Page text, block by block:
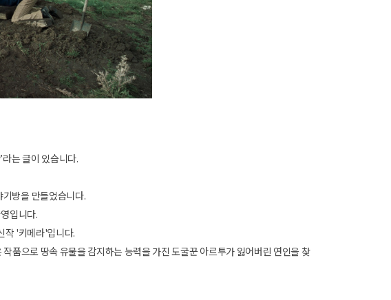
는 글이 있습니다.
방을 만들었습니다.
입니다.
작 '키메라'입니다.
품으로 땅속 유물을 감지하는 능력을 가진 도굴꾼 아르투가 잃어버린 연인을 찾